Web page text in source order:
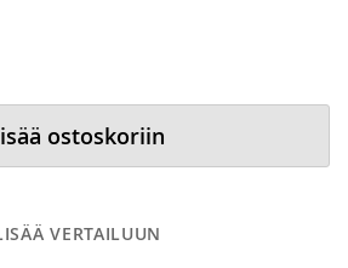
ostoskoriin
VERTAILUUN